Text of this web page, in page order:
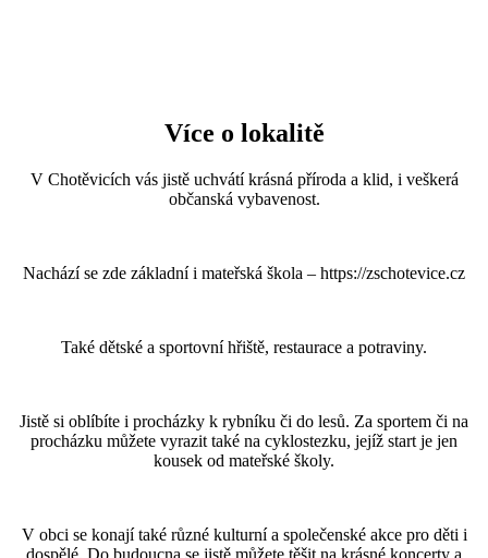
Více o lokalitě
V Chotěvicích vás jistě uchvátí krásná příroda a klid, i veškerá
občanská vybavenost.
Nachází se zde základní i mateřská škola – https://zschotevice.cz
Také dětské a sportovní hřiště, restaurace a potraviny.
Jistě si oblíbíte i procházky k rybníku či do lesů. Za sportem či na
procházku můžete vyrazit také na cyklostezku, jejíž start je jen
kousek od mateřské školy.
V obci se konají také různé kulturní a společenské akce pro děti i
dospělé. Do budoucna se jistě můžete těšit na krásné koncerty a